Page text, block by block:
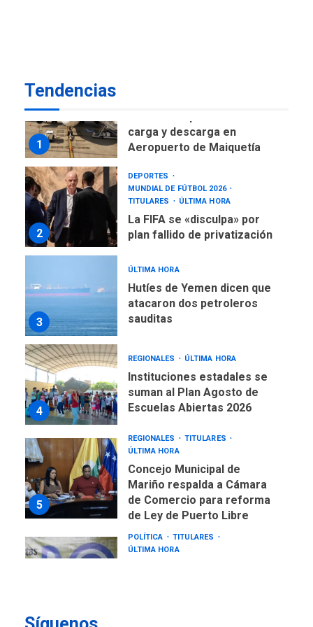
Tendencias
1
carga y descarga en
Aeropuerto de Maiquetía
2
DEPORTES
MUNDIAL DE FÚTBOL 2026
TITULARES
ÚLTIMA HORA
La FIFA se «disculpa» por
plan fallido de privatización
3
ÚLTIMA HORA
Hutíes de Yemen dicen que
atacaron dos petroleros
sauditas
4
REGIONALES ÚLTIMA HORA
Instituciones estadales se
suman al Plan Agosto de
Escuelas Abiertas 2026
5
REGIONALES
TITULARES
ÚLTIMA HORA
Concejo Municipal de
Mariño respalda a Cámara
de Comercio para reforma
de Ley de Puerto Libre
POLÍTICA
TITULARES
ÚLTIMA HORA